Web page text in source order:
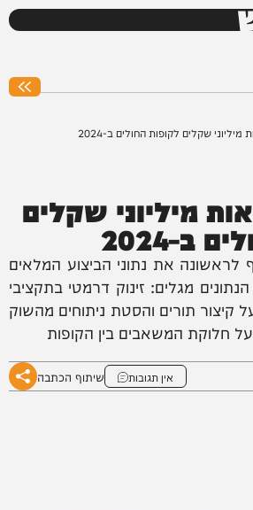
שקלים לקופות החולים ב-2024
מיליוני שקלים
ב-2024
את נתוני הביצוע המלאים
מגלים: זינוק דרמטי בתקציבי
קיצור תורים והסטת ניתוחים מהשוק
חלוקת המשאבים בין הקופות
אין תגובות שיתוף הכתבה